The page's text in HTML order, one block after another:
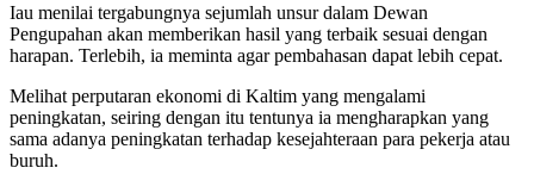
Iau menilai tergabungnya sejumlah unsur dalam Dewan
Pengupahan akan memberikan hasil yang terbaik sesuai dengan
harapan. Terlebih, ia meminta agar pembahasan dapat lebih cepat.
Melihat perputaran ekonomi di Kaltim yang mengalami
peningkatan, seiring dengan itu tentunya ia mengharapkan yang
sama adanya peningkatan terhadap kesejahteraan para pekerja atau
buruh.